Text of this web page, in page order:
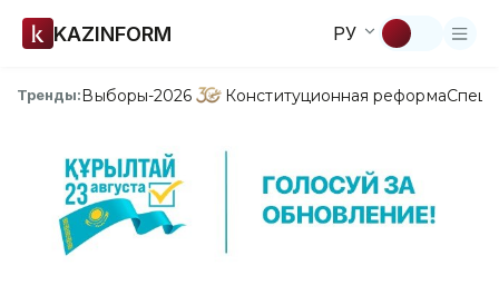
KAZINFORM РУ
Тренды:Выборы-2026 Конституционная реформа